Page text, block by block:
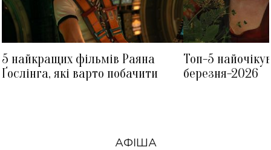
5 найкращих фільмів Раяна
Ґослінга, які варто побачити
Топ-5
березня-2026
АФІША